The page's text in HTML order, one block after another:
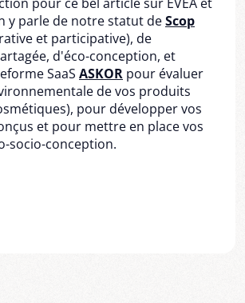
y parle de notre statut deScop
et participative), de
d'éco-conception, et
SaaS ASKOR pour évaluer
de vos produits
pour développer vos
et pour mettre en place vos
socio-conception.